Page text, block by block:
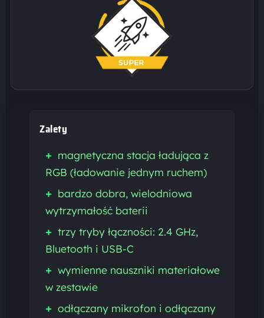
Zalety
+ magnetyczna stacja ładująca z
RGB (ładowanie jednym ruchem)
+ bardzo dobra, wielodniowa
wytrzymałość baterii
+ trzy tryby łączności: 2.4 GHz,
Bluetooth i USB-C
+ wymienne nauszniki materiałowe
w zestawie
+ odłączany mikrofon i odłączany